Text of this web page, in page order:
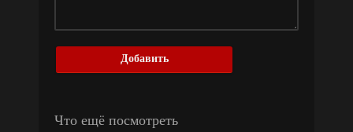
Добавить
Что ещё посмотреть